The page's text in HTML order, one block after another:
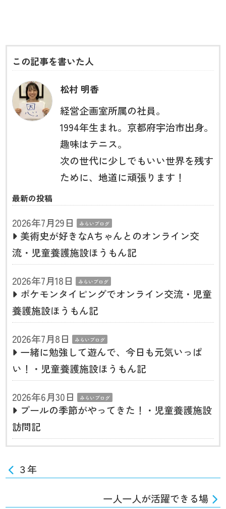
この記事を書いた人
松村 明香
経営企画室所属の社員。
1994年生まれ。京都府宇治市出身。
趣味はテニス。
次の世代に少しでもいい世界を残す
ために、地道に頑張ります！
最新の投稿
2026年7月29日 みらいブログ
美術史が好きなAちゃんとのオンライン交
流・児童養護施設ほうもん記
2026年7月18日
みらいブログ
ポケモンタイピングでオンライン交流・児童
養護施設ほうもん記
2026年7月8日
みらいブログ
一緒に勉強して遊んで、今日も元気いっぱ
い！・児童養護施設ほうもん記
2026年6月30日
みらいブログ
プールの季節がやってきた！・児童養護施設
訪問記
３年
一人一人が活躍できる場